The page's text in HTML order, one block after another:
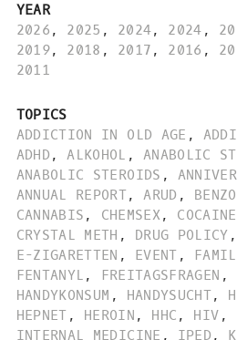
YEAR
2026 , 2025 , 2024, 2024 ,
2019, 2018 , 2017 , 2016 ,
2011
TOPICS
ADDICTION IN OLD AGE ,
ADHD , ALKOHOL , ANABOLIC
ANABOLIC STEROIDS ,
ANNUAL REPORT, ARUD ,
CANNABIS , CHEMSEX , COCAINE
CRYSTAL METH , DRUG POLICY ,
E-ZIGARETTEN , EVENT ,
FENTANYL , FREITAGSFRAGEN ,
HANDYKONSUM , HANDYSUCHT,
HEPNET , HEROIN , HHC , HIV ,
INTERNAL MEDICINE , IPED ,